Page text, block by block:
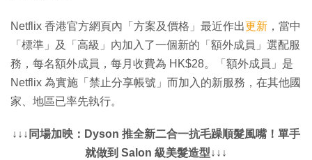
Netflix 香港官方網頁內「方案及價格」最近作出更新 ，當中
「標準」及「高級」內加入了一個新的「額外成員」選配服
務，每名額外成員，每月收費為 HK$28。「額外成員」是
Netflix 為實施「禁止分享帳號」而加入的新服務，在其他國
家、地區已率先執行。
↓↓↓同場加映：Dyson 推全新二合一抗毛躁順髮風嘴！單手
就做到 Salon 級美髮造型↓↓↓